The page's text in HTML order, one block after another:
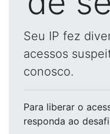
Seu IP fez
acessos
conosco.
Para liberar o
responda ao